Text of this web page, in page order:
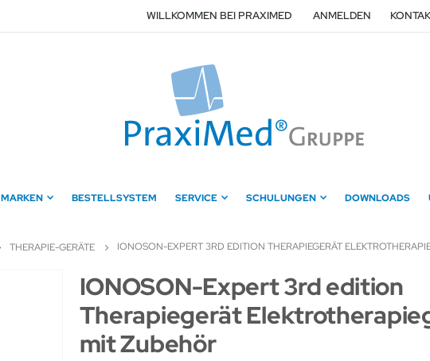
WILLKOMMEN BEI PRAXIMED ANMELDEN
MARKEN BESTELLSYSTEM SERVICE SCHULUNGEN DOWNLOADS
THERAPIE-GERÄTE IONOSON-EXPERT 3RD EDITION THERAPIEGERÄT
Zum
Anfang
der
Bildergalerie
springen
IONOSON-Expert 3rd edition
Therapiegerät
mit Zubehör